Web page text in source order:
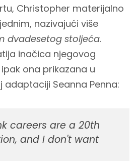
Christopher materijalno
nazivajući više
dvadesetog stoljeća.
inačica njegovog
ona prikazana u
Seanna Penna:
careers are a 20th
and I don't want